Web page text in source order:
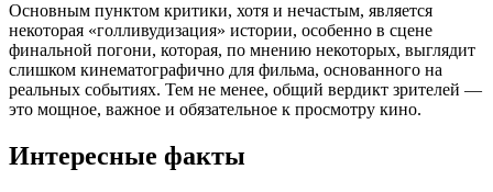
Основным пунктом критики, хотя и нечастым, является
некоторая «голливудизация» истории, особенно в сцене
финальной погони, которая, по мнению некоторых, выглядит
слишком кинематографично для фильма, основанного на
реальных событиях. Тем не менее, общий вердикт зрителей —
это мощное, важное и обязательное к просмотру кино.
Интересные факты